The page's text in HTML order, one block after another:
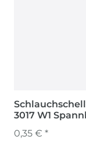
3017 W1
0,35 € *